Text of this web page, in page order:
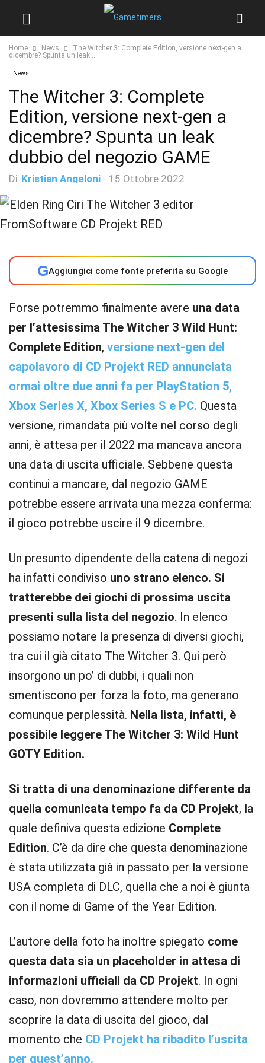
Home News
The Witcher 3: Complete Edition, versione next-gen a
dicembre? Spunta un leak...
News
The Witcher 3: Complete
Edition, versione next-gen a
dicembre? Spunta un leak
dubbio del negozio GAME
Di Kristian Angeloni - 15 Ottobre 2022
GAggiungici come fonte preferita su Google
Forse potremmo finalmente avere una data
per l’attesissima The Witcher 3 Wild Hunt:
Complete Edition, versione next-gen del
capolavoro di CD Projekt RED annunciata
ormai oltre due anni fa per PlayStation 5,
Xbox Series X, Xbox Series S e PC. Questa
versione, rimandata più volte nel corso degli
anni, è attesa per il 2022 ma mancava ancora
una data di uscita ufficiale. Sebbene questa
continui a mancare, dal negozio GAME
potrebbe essere arrivata una mezza conferma:
il gioco potrebbe uscire il 9 dicembre.
Un presunto dipendente della catena di negozi
ha infatti condiviso uno strano elenco. Si
tratterebbe dei giochi di prossima uscita
presenti sulla lista del negozio. In elenco
possiamo notare la presenza di diversi giochi,
tra cui il già citato The Witcher 3. Qui però
insorgono un po’ di dubbi, i quali non
smentiscono per forza la foto, ma generano
comunque perplessità. Nella lista, infatti, è
possibile leggere The Witcher 3: Wild Hunt
GOTY Edition.
Si tratta di una denominazione differente da
quella comunicata tempo fa da CD Projekt, la
quale definiva questa edizione Complete
Edition. C’è da dire che questa denominazione
è stata utilizzata già in passato per la versione
USA completa di DLC, quella che a noi è giunta
con il nome di Game of the Year Edition.
L’autore della foto ha inoltre spiegato come
questa data sia un placeholder in attesa di
informazioni ufficiali da CD Projekt. In ogni
caso, non dovremmo attendere molto per
scoprire la data di uscita del gioco, dal
momento che CD Projekt ha ribadito l’uscita
per quest’anno.